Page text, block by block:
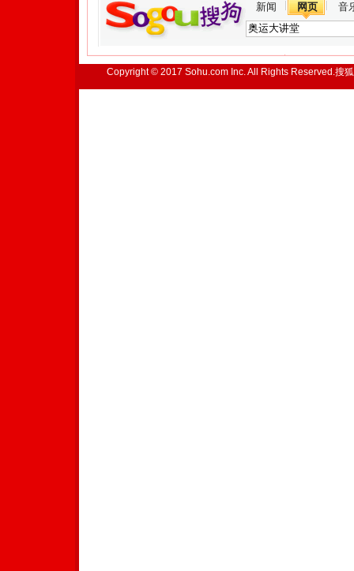
新闻 网页 音
Copyright © 2017 Sohu.com Inc. All Rights Reserved.搜